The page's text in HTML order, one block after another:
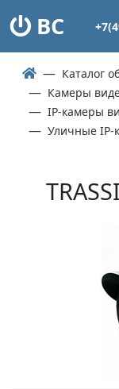
ВС
Каталог
Камеры
IP-камеры
Уличные IP-